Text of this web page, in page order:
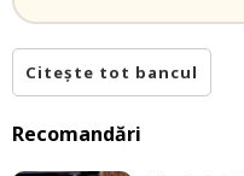
Citește tot bancul
Recomandări